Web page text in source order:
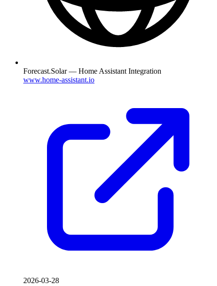
Forecast.Solar — Home Assistant Integration
www.home-assistant.io
2026-03-28